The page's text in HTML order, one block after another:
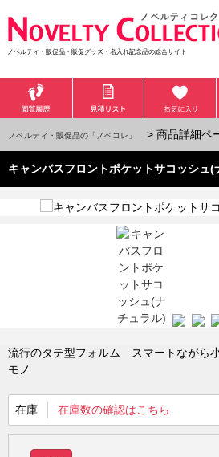
ノベルティ・販促品・販促グッズ・名入れ記念品の総合サイト
ノベルティ・販促品の「ノベコレ」 > 商品詳細ペ
キャンバスフロントポケットサコッシュ(
流行のタテ型フォルム スマートながら
モノ
在庫 在庫数の確認はこちら